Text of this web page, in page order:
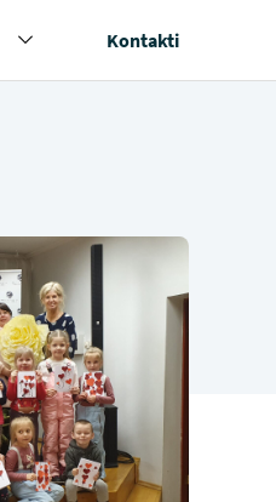
Kontakti